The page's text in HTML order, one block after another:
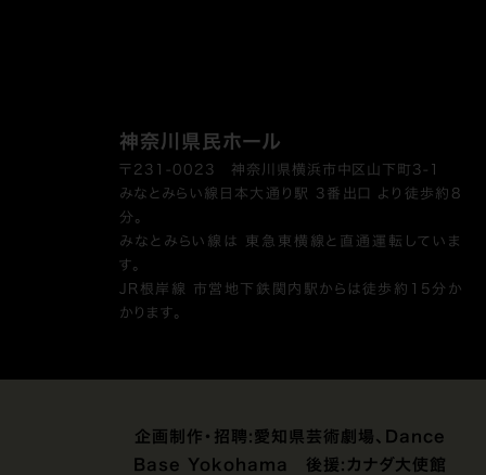
神奈川県民ホール
〒231-0023 神奈川県横浜市中区山下町3-1
みなとみらい線日本大通り駅 3番出口 より徒歩約8
分。
みなとみらい線は 東急東横線と直通運転していま
す。
JR根岸線 市営地下鉄関内駅からは徒歩約15分か
かります。
企画制作・招聘:愛知県芸術劇場、Dance
Base Yokohama 後援:カナダ大使館